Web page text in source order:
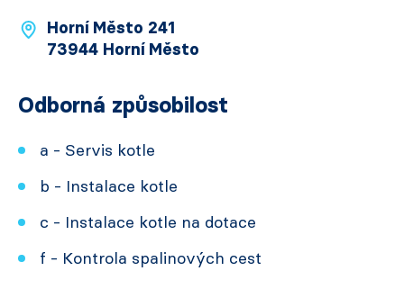
Horní Město 241
73944 Horní Město
Odborná způsobilost
a - Servis kotle
b - Instalace kotle
c - Instalace kotle na dotace
f - Kontrola spalinových cest